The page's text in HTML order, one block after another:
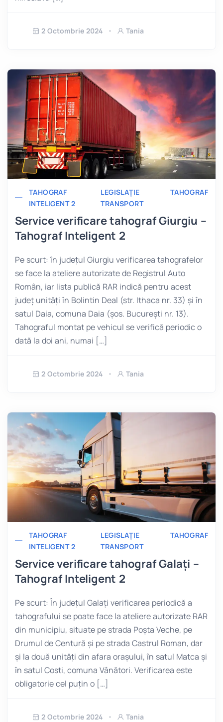
2 Octombrie 2024 Tania
TAHOGRAF
INTELIGENT 2
LEGISLAȚIE
TRANSPORT
TAHOGRAF
Service verificare tahograf Giurgiu –
Tahograf Inteligent 2
Pe scurt: în județul Giurgiu verificarea tahografelor
se face la ateliere autorizate de Registrul Auto
Român, iar lista publică RAR indică pentru acest
județ unități în Bolintin Deal (str. Ithaca nr. 33) și în
satul Daia, comuna Daia (șos. București nr. 13).
Tahograful montat pe vehicul se verifică periodic o
dată la doi ani, numai […]
2 Octombrie 2024 Tania
TAHOGRAF
INTELIGENT 2
LEGISLAȚIE
TRANSPORT
TAHOGRAF
Service verificare tahograf Galați –
Tahograf Inteligent 2
Pe scurt: În județul Galați verificarea periodică a
tahografului se poate face la ateliere autorizate RAR
din municipiu, situate pe strada Poșta Veche, pe
Drumul de Centură și pe strada Castrul Roman, dar
și la două unități din afara orașului, în satul Matca și
în satul Costi, comuna Vânători. Verificarea este
obligatorie cel puțin o […]
2 Octombrie 2024 Tania